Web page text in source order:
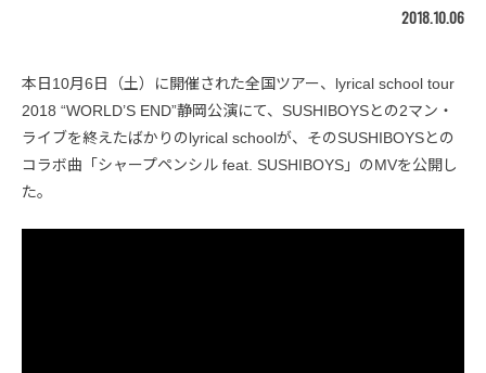
2018.10.06
本日10月6日（土）に開催された全国ツアー、lyrical school tour
2018 “WORLD’S END”静岡公演にて、SUSHIBOYSとの2マン・
ライブを終えたばかりのlyrical schoolが、そのSUSHIBOYSとの
コラボ曲「シャープペンシル feat. SUSHIBOYS」のMVを公開し
た。